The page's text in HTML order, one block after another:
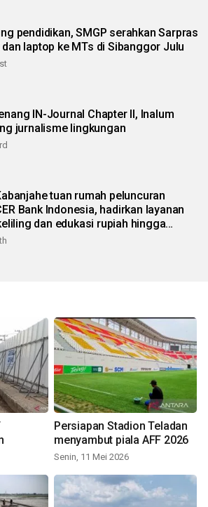
pendidikan, SMGP serahkan Sarpras
dan laptop ke MTs di Sibanggor Julu
IN-Journal Chapter II, Inalum
jurnalisme lingkungan
tuan rumah peluncuran
Bank Indonesia, hadirkan layanan
dan edukasi rupiah hingga
Karo
Persiapan Stadion Teladan
menyambut piala AFF 2026
Senin, 11 Mei 2026